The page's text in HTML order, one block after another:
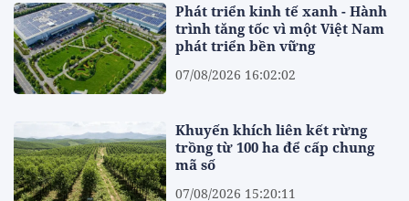
Phát triển kinh tế xanh - Hành
trình tăng tốc vì một Việt Nam
phát triển bền vững
07/08/2026 16:02:02
Khuyến khích liên kết rừng
trồng từ 100 ha để cấp chung
mã số
07/08/2026 15:20:11